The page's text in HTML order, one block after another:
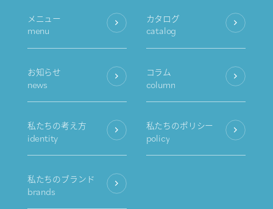
メニュー
menu
カタログ
catalog
お知らせ
news
コラム
column
私たちの考え方
identity
私たちのポリシー
policy
私たちのブランド
brands